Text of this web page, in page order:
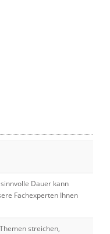
Dauer kann
Fachexperten Ihnen
streichen,